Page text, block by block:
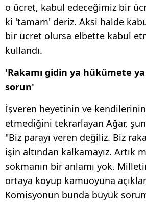
o ücret, kabul edeceğimiz bir
ki 'tamam' deriz. Aksi halde
bir ücret olursa elbette kabul
kullandı.
'Rakamı gidin ya hükümete
sorun'
İşveren heyetinin ve
etmediğini tekrarlayan Ağar,
"Biz parayı veren değiliz. Biz
işin altından kalkamayız. Artık
sokmanın bir anlamı yok.
ortaya koyup kamuoyuna
Komisyonun bunda büyük